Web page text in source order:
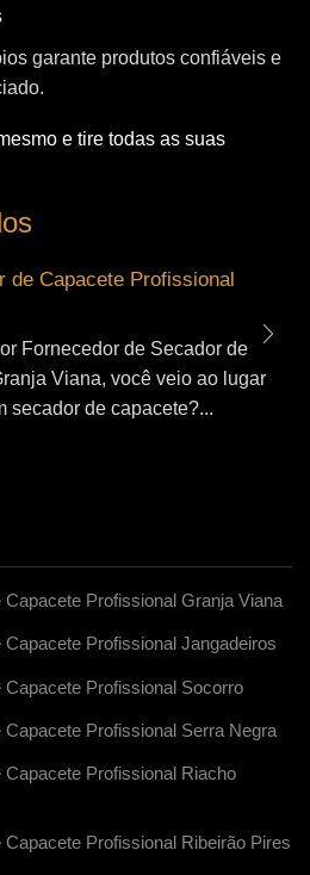
garante produtos confiáveis e
e tire todas as suas
de Capacete Profissional
Fornecedor de Secador de
Viana, você veio ao lugar
secador de capacete?...
Profissional Granja Viana
Profissional Jangadeiros
Capacete Profissional Socorro
Profissional Serra Negra
Profissional Riacho
Profissional Ribeirão Pires